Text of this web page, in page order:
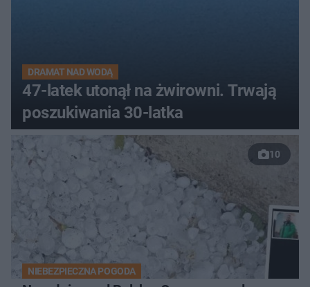
DRAMAT NAD WODĄ
47-latek utonął na żwirowni. Trwają
poszukiwania 30-latka
10
NIEBEZPIECZNA POGODA